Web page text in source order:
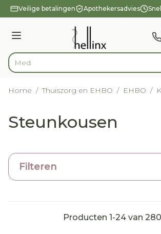
Ga naar de inhoud
1 van 1
Veilige betalingen Apothekersadvies
Menu
Product, merk, categorie...
Vi
Home / Thuiszorg en EHBO / EHBO /
Steunkousen
Filteren
Producten 1-24 van